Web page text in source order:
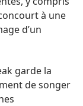
à une
d’un
garde la
de songer